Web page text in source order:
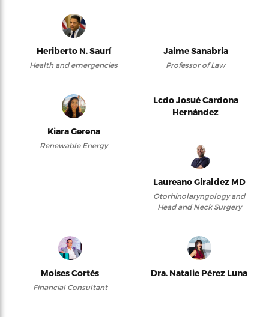
Heriberto N. Saurí
Health and emergencies
Jaime Sanabria
Professor of Law
Kiara Gerena
Renewable Energy
Lcdo Josué Cardona
Hernández
Laureano Giraldez MD
Otorhinolaryngology and
Head and Neck Surgery
Moises Cortés
Financial Consultant
Dra. Natalie Pérez Luna